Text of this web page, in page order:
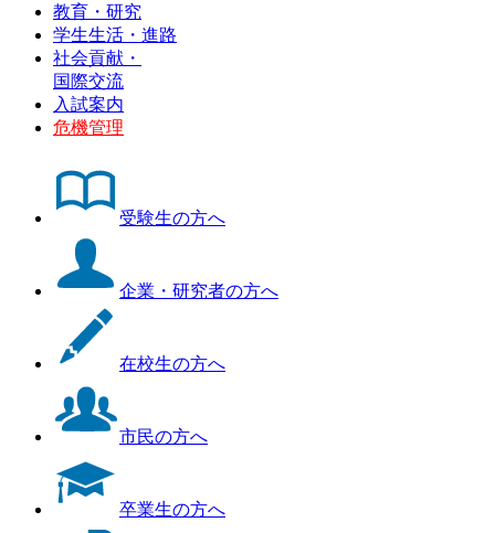
教育・研究
学生生活・進路
社会貢献・
国際交流
入試案内
危機管理
受験生の方へ
企業・研究者の方へ
在校生の方へ
市民の方へ
卒業生の方へ